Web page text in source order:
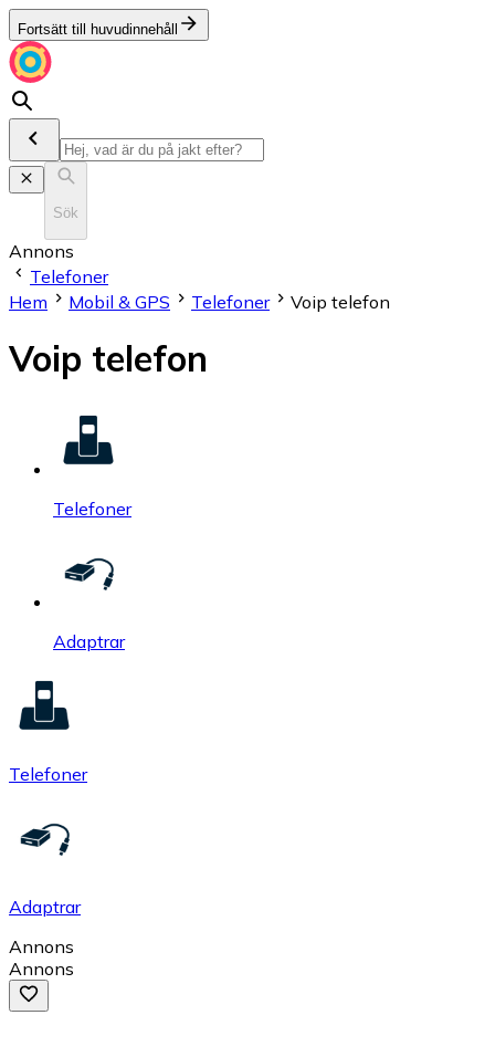
Fortsätt till huvudinnehåll
Sök
Annons
Telefoner
Hem
Mobil & GPS Telefoner Voip telefon
Voip telefon
Telefoner
Adaptrar
Telefoner
Adaptrar
Annons
Annons